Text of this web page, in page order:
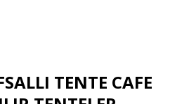
TENTE CAFE